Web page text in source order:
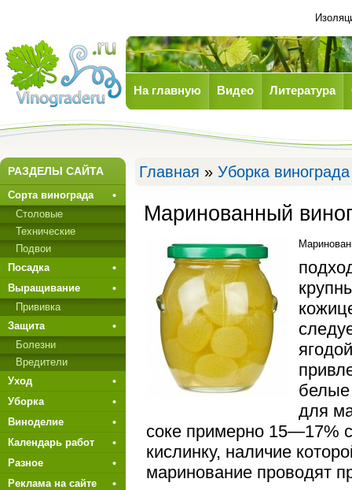
Виноград
На главную Видео Литература
Главная » Уборка винограда
Маринованный
белые
для
соке примерно 15—17%
кислинку, наличие
маринование проводят
РАЗДЕЛЫ САЙТА
Сорта винограда
Столовые
Технические
Подвои
Посадка
Выращивание
Прививкa
Защита
Болезни
Вредители
Уход
Уборка
Виноделие
Календарь работ
Разное
Реклама на сайте